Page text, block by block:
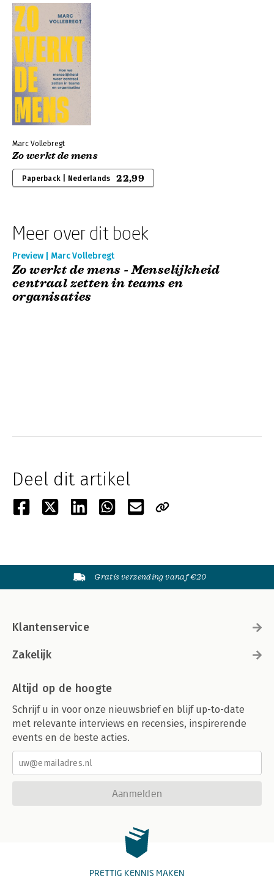
Marc Vollebregt
Zo werkt de mens
Paperback | Nederlands 22,99
Meer over dit boek
Preview | Marc Vollebregt
Zo werkt de mens - Menselijkheid
centraal zetten in teams en
organisaties
Deel dit artikel
Gratis verzending vanaf €20
Klantenservice
Zakelijk
Altijd op de hoogte
Schrijf u in voor onze nieuwsbrief en blijf up-to-date
met relevante interviews en recensies, inspirerende
events en de beste acties.
Aanmelden
PRETTIG KENNIS MAKEN